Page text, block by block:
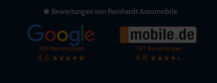
Bewertungen von Reinhardt Automobile